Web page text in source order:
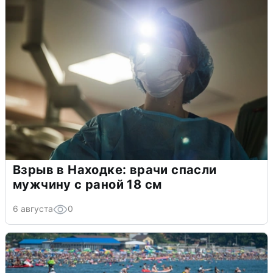
Взрыв в Находке: врачи спасли
мужчину с раной 18 см
6 августа 0